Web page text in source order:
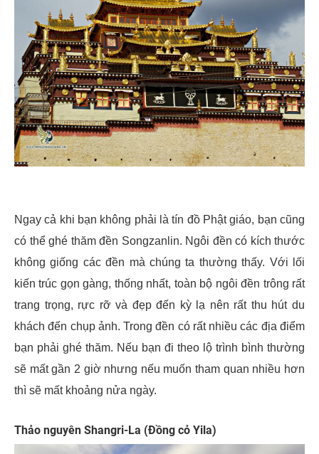
Ngay cả khi bạn không phải là tín đồ Phật giáo, bạn cũng
có thể ghé thăm đền Songzanlin. Ngôi đền có kích thước
không giống các đền mà chúng ta thường thấy. Với lối
kiến trúc gọn gàng, thống nhất, toàn bộ ngôi đền trông rất
trang trọng, rực rỡ và đẹp đến kỳ lạ nên rất thu hút du
khách đến chụp ảnh.Trong đền có rất nhiều các địa điểm
bạn phải ghé thăm. Nếu bạn đi theo lộ trình bình thường
sẽ mất gần 2 giờ nhưng nếu muốn tham quan nhiều hơn
thì sẽ mất khoảng nửa ngày.
Thảo nguyên Shangri-La (Đồng cỏ Yila)